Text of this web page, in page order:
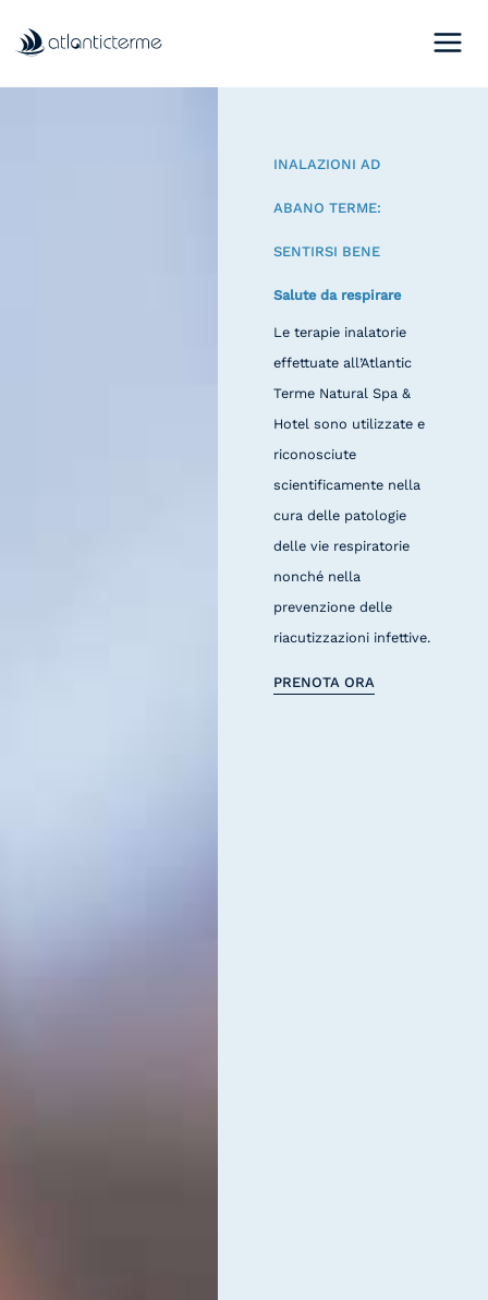
INALAZIONI AD
ABANO TERME:
SENTIRSI BENE
Salute da respirare
Le terapie inalatorie
effettuate all’Atlantic
Terme Natural Spa &
Hotel sono utilizzate e
riconosciute
scientificamente nella
cura delle patologie
delle vie respiratorie
nonché nella
prevenzione delle
riacutizzazioni infettive.
PRENOTA ORA